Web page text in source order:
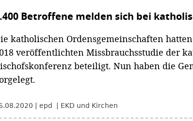
Betroffene melden sich bei
katholischen Ordensgemeinschaften
veröffentlichten Missbrauchsstudie der
beteiligt. Nun haben die
epd EKD und Kirchen